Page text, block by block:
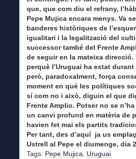
que, que com diu el refrany,
Pepe Mujica encara menys. Va
banderes històriques de
igualitari i la legalització del
successor també del Frente
de seguir en la mateixa
perquè l’Uruguai ha estat
però, paradoxalment, força
moment en què les polítiques
sí com no i això, diguin el que
Frente Amplio. Potser no se
un canvi profund en matèria de
havien fet mai els partits
Per tant, des d’aquí ja us
Ustrell al Pepe el diumenge, dia
Tags: Pepe Mujica, Uruguai